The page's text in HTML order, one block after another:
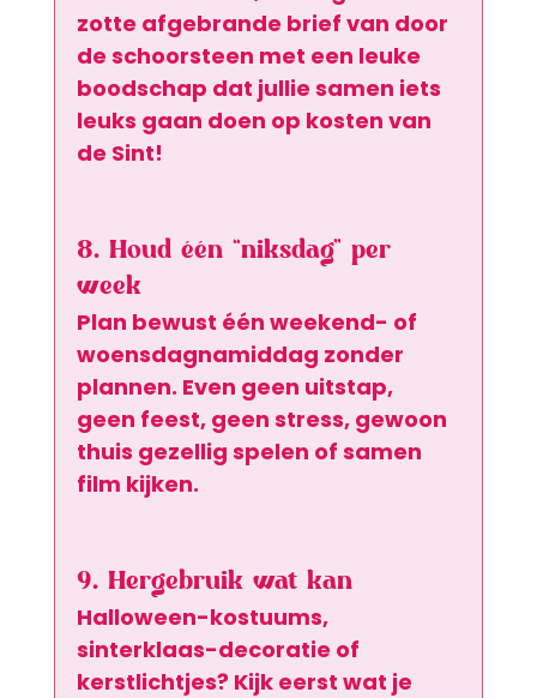
zotte afgebrande brief van door
de schoorsteen met een leuke
boodschap dat jullie samen iets
leuks gaan doen op kosten van
de Sint!
8. Houd één “niksdag” per
week
Plan bewust één weekend- of
woensdagnamiddag zonder
plannen. Even geen uitstap,
geen feest, geen stress, gewoon
thuis gezellig spelen of samen
film kijken.
9. Hergebruik wat kan
Halloween-kostuums,
sinterklaas-decoratie of
kerstlichtjes? Kijk eerst wat je